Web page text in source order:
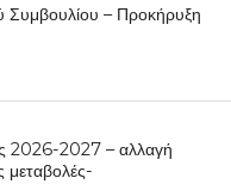
Συμβουλίου – Προκήρυξη
2026-2027 – αλλαγή
μεταβολές-